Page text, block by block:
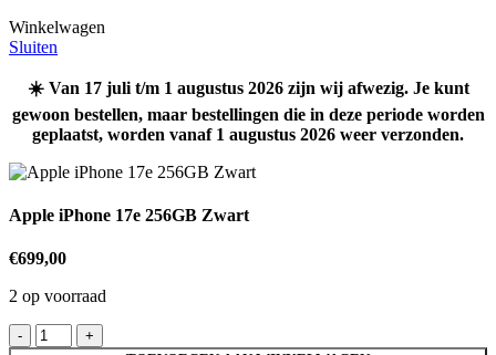
Winkelwagen
Sluiten
☀️ Van 17 juli t/m 1 augustus 2026 zijn wij afwezig. Je kunt
gewoon bestellen, maar bestellingen die in deze periode worden
geplaatst, worden vanaf 1 augustus 2026 weer verzonden.
Apple iPhone 17e 256GB Zwart
€699,00
2 op voorraad
Apple